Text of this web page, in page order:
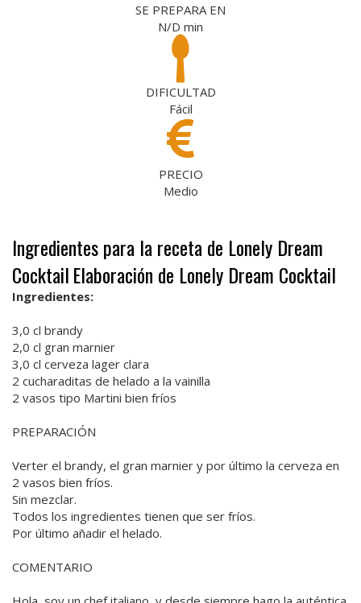
SE PREPARA EN
N/D min
DIFICULTAD
Fácil
PRECIO
Medio
Ingredientes para la receta de Lonely Dream
CocktailElaboración de Lonely Dream Cocktail
Ingredientes:
3,0 cl brandy
2,0 cl gran marnier
3,0 cl cerveza lager clara
2 cucharaditas de helado a la vainilla
2 vasos tipo Martini bien fríos
PREPARACIÓN
Verter el brandy, el gran marnier y por último la cerveza en
2 vasos bien fríos.
Sin mezclar.
Todos los ingredientes tienen que ser fríos.
Por último añadir el helado.
COMENTARIO